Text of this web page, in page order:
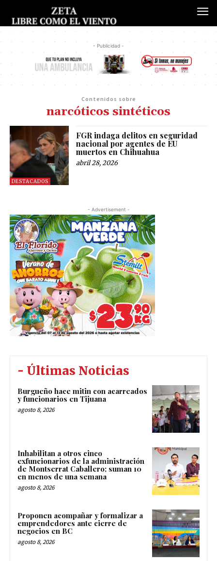
- Publicidad -
Contenidos sobre
narcóticos sintéticos
DESTACADOS
FGR indaga delitos en seguridad
nacional por agentes de EU
muertos en Chihuahua
abril 28, 2026
- Advertisement -
- Últimas Noticias
Burgueño hace mitin con acarreados
y funcionarios en Tijuana
agosto 8, 2026
Inhabilitan a otros cinco
exfuncionarios de la administración
de Montserrat Caballero; suman 10
en menos de una semana
agosto 8, 2026
Proponen acompañar y formalizar a
emprendedores ante cierre de
negocios en BC
agosto 8, 2026